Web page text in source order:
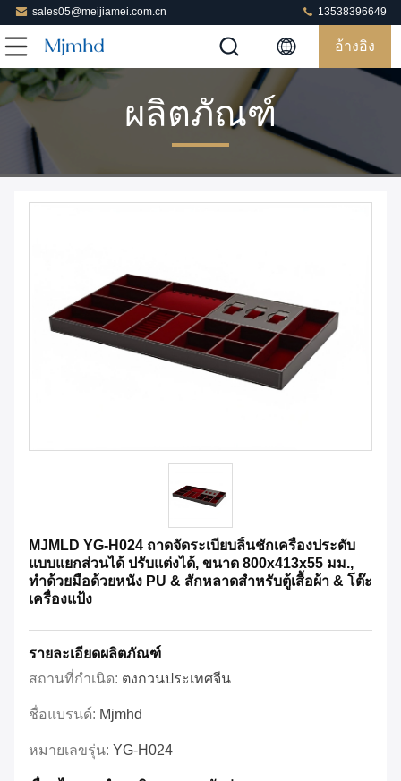
sales05@meijiamei.com.cn 13538396649
อ้างอิง
ผลิตภัณฑ์
MJMLD YG-H024 ถาดจัดระเบียบลิ้นชักเครื่องประดับ
แบบแยกส่วนได้ ปรับแต่งได้, ขนาด 800x413x55 มม.,
ทำด้วยมือด้วยหนัง PU & สักหลาดสำหรับตู้เสื้อผ้า & โต๊ะ
เครื่องแป้ง
รายละเอียดผลิตภัณฑ์
สถานที่กำเนิด: ตงกวนประเทศจีน
ชื่อแบรนด์: Mjmhd
หมายเลขรุ่น: YG-H024